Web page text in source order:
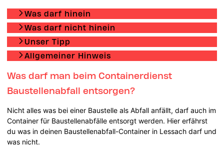
Was darf hinein
Was darf nicht hinein
Unser Tipp
Allgemeiner Hinweis
Was darf man beim Containerdienst
Baustellenabfall entsorgen?
Nicht alles was bei einer Baustelle als Abfall anfällt, darf auch im
Container für Baustellenabfälle entsorgt werden. Hier erfährst
du was in deinen Baustellenabfall-Container in Lessach darf und
was nicht.